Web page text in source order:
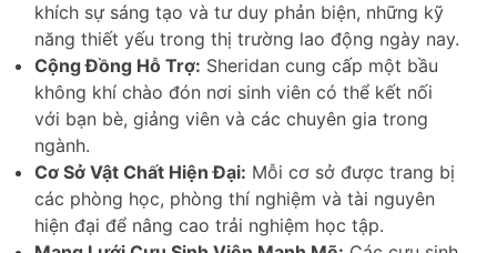
khích sự sáng tạo và tư duy phản biện, những kỹ
năng thiết yếu trong thị trường lao động ngày nay.
Cộng Đồng Hỗ Trợ: Sheridan cung cấp một bầu
không khí chào đón nơi sinh viên có thể kết nối
với bạn bè, giảng viên và các chuyên gia trong
ngành.
Cơ Sở Vật Chất Hiện Đại: Mỗi cơ sở được trang bị
các phòng học, phòng thí nghiệm và tài nguyên
hiện đại để nâng cao trải nghiệm học tập.